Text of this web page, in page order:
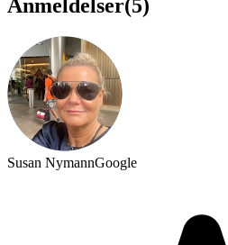
Anmeldelser(5)
Susan NymannGoogle